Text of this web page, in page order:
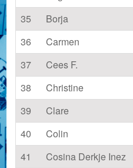
35
Borja
36
Carmen
37
Cees F.
38
Christine
39
Clare
40
Colin
41
Cosina Derkje Inez